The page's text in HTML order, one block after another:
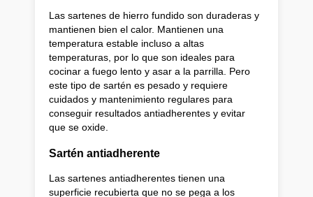
Las sartenes de hierro fundido son duraderas y
mantienen bien el calor. Mantienen una
temperatura estable incluso a altas
temperaturas, por lo que son ideales para
cocinar a fuego lento y asar a la parrilla. Pero
este tipo de sartén es pesado y requiere
cuidados y mantenimiento regulares para
conseguir resultados antiadherentes y evitar
que se oxide.
Sartén antiadherente
Las sartenes antiadherentes tienen una
superficie recubierta que no se pega a los